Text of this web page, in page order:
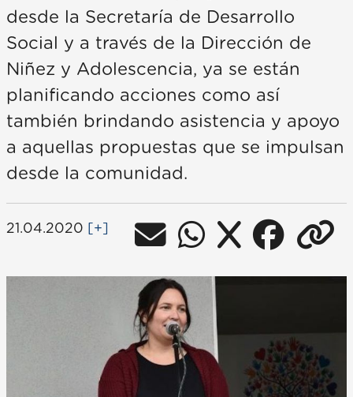
desde la Secretaría de Desarrollo
Social y a través de la Dirección de
Niñez y Adolescencia, ya se están
planificando acciones como así
también brindando asistencia y apoyo
a aquellas propuestas que se impulsan
desde la comunidad.
21.04.2020 [+]